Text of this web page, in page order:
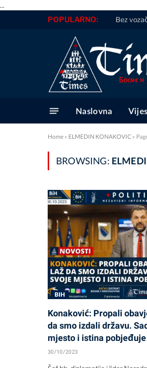
...
POPULARNO: Bez
Naslovna
Home » ELMEDIN KONAKOVIC »
BROWSING:
BIH
Konaković: Propali
da smo izdali državu.
mjesto i istina
30/10/2023